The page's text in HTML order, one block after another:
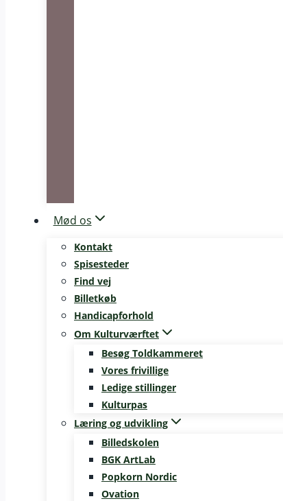
Mød os
Kontakt
Spisesteder
Find vej
Billetkøb
Handicapforhold
Om Kulturværftet
Besøg Toldkammeret
Vores frivillige
Ledige stillinger
Kulturpas
Læring og udvikling
Billedskolen
BGK ArtLab
Popkorn Nordic
Ovation